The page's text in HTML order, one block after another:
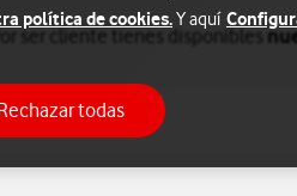
Por ser cliente tienes disponibles
política de cookies.Y aquí
todas